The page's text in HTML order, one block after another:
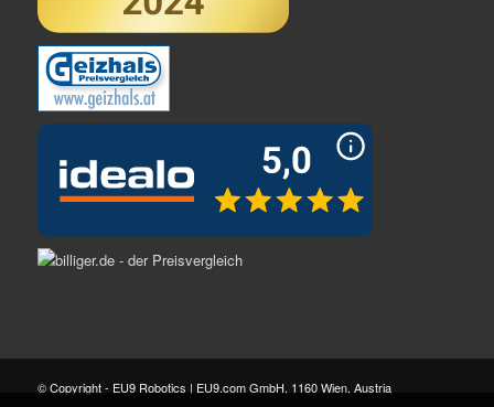
© Copyright - EU9 Robotics | EU9.com GmbH, 1160 Wien, Austria